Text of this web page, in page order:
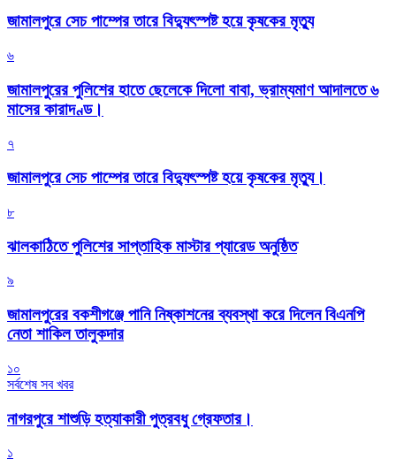
জামালপুরে সেচ পাম্পের তারে বিদ্যুৎস্পষ্ট হয়ে কৃষকের মৃত্যু
৬
জামালপুরের পুলিশের হাতে ছেলেকে দিলো বাবা, ভ্রাম্যমাণ আদালতে ৬
মাসের কারাদণ্ড।
৭
জামালপুরে সেচ পাম্পের তারে বিদ্যুৎস্পষ্ট হয়ে কৃষকের মৃত্যু।
৮
‎ঝালকাঠিতে পুলিশের সাপ্তাহিক মাস্টার প্যারেড অনুষ্ঠিত
৯
জামালপুরের বকশীগঞ্জে পানি নিষ্কাশনের ব্যবস্থা করে দিলেন বিএনপি
নেতা শাকিল তালুকদার
১০
সর্বশেষ সব খবর
নাগরপুরে শাশুড়ি হত্যাকারী পুত্রবধু গ্রেফতার।
১